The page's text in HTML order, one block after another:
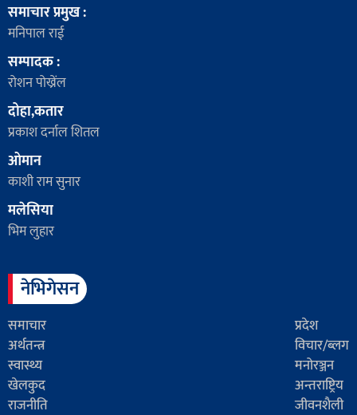
समाचार प्रमुख :
मनिपाल राई
सम्पादक :
रोशन पोख्रेंल
दोहा,कतार
प्रकाश दर्नाल शितल
ओमान
काशी राम सुनार
मलेसिया
भिम लुहार
नेभिगेसन
समाचार
प्रदेश
अर्थतन्त्र
विचार/ब्लग
स्वास्थ्य
मनोरञ्जन
खेलकुद
अन्तराष्ट्रिय
राजनीति
जीवनशैली